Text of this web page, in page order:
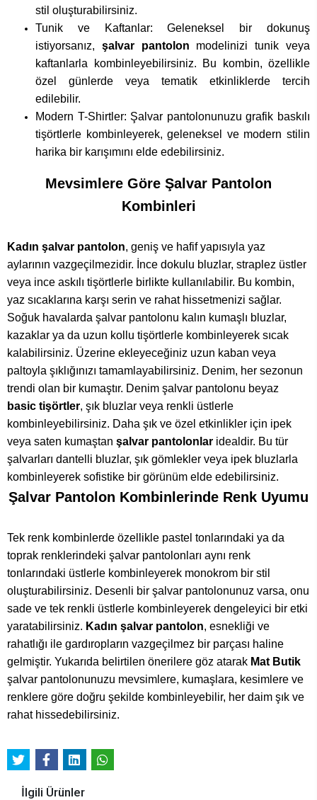
stil oluşturabilirsiniz.
Tunik ve Kaftanlar: Geleneksel bir dokunuş
istiyorsanız, şalvar pantolon modelinizi tunik veya
kaftanlarla kombinleyebilirsiniz. Bu kombin, özellikle
özel günlerde veya tematik etkinliklerde tercih
edilebilir.
Modern T-Shirtler: Şalvar pantolonunuzu grafik baskılı
tişörtlerle kombinleyerek, geleneksel ve modern stilin
harika bir karışımını elde edebilirsiniz.
Mevsimlere Göre Şalvar Pantolon
Kombinleri
Kadın şalvar pantolon, geniş ve hafif yapısıyla yaz
aylarının vazgeçilmezidir. İnce dokulu bluzlar, straplez üstler
veya ince askılı tişörtlerle birlikte kullanılabilir. Bu kombin,
yaz sıcaklarına karşı serin ve rahat hissetmenizi sağlar.
Soğuk havalarda şalvar pantolonu kalın kumaşlı bluzlar,
kazaklar ya da uzun kollu tişörtlerle kombinleyerek sıcak
kalabilirsiniz. Üzerine ekleyeceğiniz uzun kaban veya
paltoyla şıklığınızı tamamlayabilirsiniz. Denim, her sezonun
trendi olan bir kumaştır. Denim şalvar pantolonu beyaz
basic tişörtler, şık bluzlar veya renkli üstlerle
kombinleyebilirsiniz. Daha şık ve özel etkinlikler için ipek
veya saten kumaştan şalvar pantolonlar idealdir. Bu tür
şalvarları dantelli bluzlar, şık gömlekler veya ipek bluzlarla
kombinleyerek sofistike bir görünüm elde edebilirsiniz.
Şalvar Pantolon Kombinlerinde Renk Uyumu
Tek renk kombinlerde özellikle pastel tonlarındaki ya da
toprak renklerindeki şalvar pantolonları aynı renk
tonlarındaki üstlerle kombinleyerek monokrom bir stil
oluşturabilirsiniz. Desenli bir şalvar pantolonunuz varsa, onu
sade ve tek renkli üstlerle kombinleyerek dengeleyici bir etki
yaratabilirsiniz. Kadın şalvar pantolon, esnekliği ve
rahatlığı ile gardıropların vazgeçilmez bir parçası haline
gelmiştir. Yukarıda belirtilen önerilere göz atarak Mat Butik
şalvar pantolonunuzu mevsimlere, kumaşlara, kesimlere ve
renklere göre doğru şekilde kombinleyebilir, her daim şık ve
rahat hissedebilirsiniz.
İlgili Ürünler